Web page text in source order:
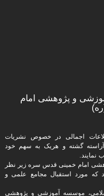
و پژوهشی امام
اجمالی در خصوص نشریات
گشته و هریک به سهم خود
نمایند.
امام خمینی قدس سره زیر نظر
می کند که مورد استقبال مجامع علمی و
موسسه آموزشی و پژوهشی